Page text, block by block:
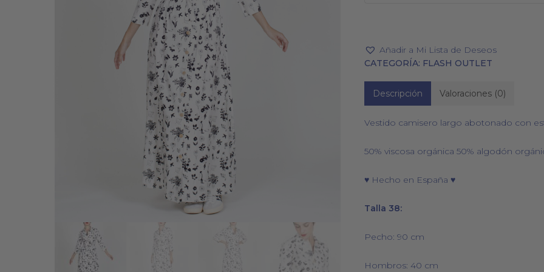
Añadir a Mi Lista de Deseos
CATEGORÍA: FLASH OUTLET
Descripción Valoraciones (0)
Vestido camisero largo abotonado con
50% viscosa orgánica 50% algodón
♥ Hecho en España ♥
Talla 38:
Pecho: 90 cm
Hombros: 40 cm